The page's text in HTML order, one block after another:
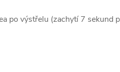
po výstřelu (zachytí 7 sekund